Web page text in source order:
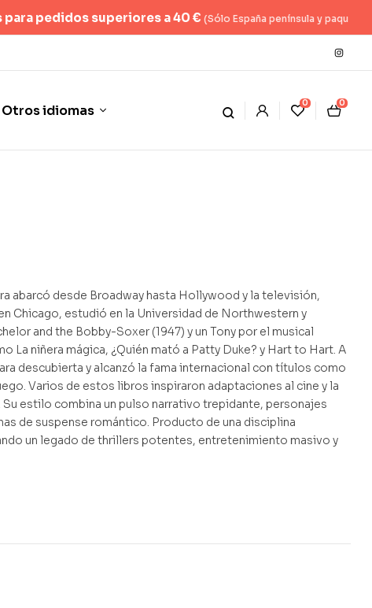
superiores a 40 €(Sólo España península y paquete hasta 2kg)
Otros idiomas 0 0
abarcó desde Broadway hasta Hollywood y la televisión,
Chicago, estudió en la Universidad de Northwestern y
and the Bobby-Soxer (1947) y un Tony por el musical
niñera mágica, ¿Quién mató a Patty Duke? y Hart to Hart. A
descubierta y alcanzó la fama internacional con títulos como
Varios de estos libros inspiraron adaptaciones al cine y la
estilo combina un pulso narrativo trepidante, personajes
de suspense romántico. Producto de una disciplina
un legado de thrillers potentes, entretenimiento masivo y